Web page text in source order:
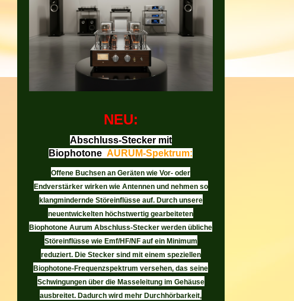
NEU:
Abschluss-Stecker mit
BiophotoneAURUM-Spektrum:
Offene Buchsen an Geräten wie Vor- oder
Endverstärker wirken wie Antennen und nehmen so
klangmindernde Störeinflüsse auf. Durch unsere
neuentwickelten höchstwertig gearbeiteten
Biophotone Aurum Abschluss-Stecker werden übliche
Störeinflüsse wie Emf/HF/NF auf ein Minimum
reduziert. Die Stecker sind mit einem speziellen
Biophotone-Frequenzspektrum versehen, das seine
Schwingungen über die Masseleitung im Gehäuse
ausbreitet. Dadurch wird mehr Durchhörbarkeit,